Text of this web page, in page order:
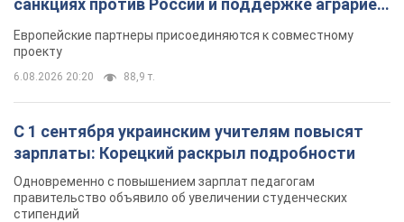
санкциях против России и поддержке аграриев.
Видео
Европейские партнеры присоединяются к совместному
проекту
6.08.2026 20:20 88,9 т.
С 1 сентября украинским учителям повысят
зарплаты: Корецкий раскрыл подробности
Одновременно с повышением зарплат педагогам
правительство объявило об увеличении студенческих
стипендий